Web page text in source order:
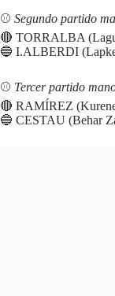
⚾️ Segundo partido
🔴 TORRALBA
🔵 I.ALBERDI
⚾️ Tercer partido
🔴 RAMÍREZ
🔵 CESTAU (Behar